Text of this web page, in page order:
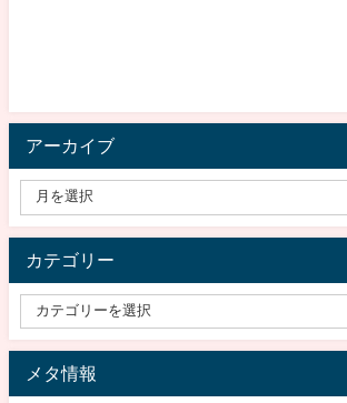
アーカイブ
カテゴリー
メタ情報